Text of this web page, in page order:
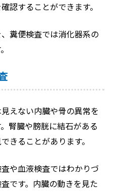
認することができます。
糞便検査では消化器系の
えない内臓や骨の異常を
腎臓や膀胱に結石がある
きることがあります。
や血液検査ではわかりづ
です。内臓の動きを見た